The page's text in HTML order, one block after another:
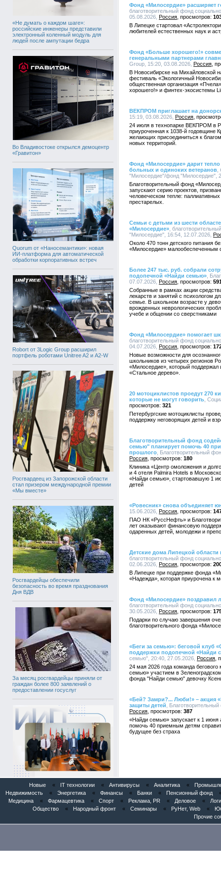
«Не думать о каждом шаге»:
российские инженеры представили
электронный коленный модуль для
людей после ампутации бедра
Во Владивостоке открылся демоцентр
«Гравитон»
Quorum от «Наносемантики»: новая
ИИ-платформа для автоматической
обработки корпоративных встреч
Robort от 3Logic Group расширил
портфель роботами Unitree A2 и A2-W
Росгвардеец из Запорожской области
стал призером международной премии
«Мы вместе»
Росгвардейцы обеспечили
безопасность во время празднования
Дня ВДВ
За месяц росгвардейцы приняли от
граждан более 800 заявлений о
предоставлении госуслуг
Патентное бюро «Институт Инноваций
и Права» представило AI-патентного
ассистента «POSINT» в Евразийском
патентном ведомстве
Фонд «Милосердие» расширяет
благотворительный фонд
05.08.2026, Россия
В Липецке стартовал
любителей естественных наук и
Фонд «Больше хорошего!»
генеральными партнерами
Group, 15:20, 03.08.2026, Россия
В Новосибирске на Михайловской
фестиваль «Экологичный
общественная организация
хорошего!» и финтех-экосистемы
ВЕКПРОМ приглашает на
15:19, 03.08.2026, Россия
24 июля в технопарке ВЕКПРОМ в
приуроченная к 1038-й годовщине
желающих присоединиться к
новых территорий.
Фонд «Милосердие» дарит
больных и одиноких ветеранов
"Милосердие"/фонд "Милосердие",
Благотворительный фонд
запускают серию проектов,
человеческом тепле:
престарелых.
Семьи с детьми из шести
«Милосердие» ,
"Милосердие", 16:54, 12.07.2026,
Около 470 тонн детского питания
«Милосердие» малообеспеченным
Более 247 тыс. руб. собрали
подопечной «Найди семью» ,
07.07.2026, Россия
Собранные в рамках акции
лекарств и занятий с психологом
семье. В школьном возрасте у
врожденных неврологических
учебе и общении со сверстниками
Фонд «Милосердие» помогает
благотворительный фонд
04.07.2026, Россия
Новые возможности для
школьников из четырех регионов
«Милосердие», который поддержал
«Стальное дерево».
20 мотоциклистов проедут 270
которые не могут говорить ,
321
Петербургские мотоциклисты
поддержку неговорящих детей и
Благотворительный фонд
семью" планирует помочь 40
прошлого , Благотворительный
Россия
180
Клиника «Центр омоложения и
и 4 отеля Palmira Hotels в
«Найди семью», стартовавшую 1
детей
«Ровесник» снова объединяет
15.06.2026, Россия
ПАО НК «РуссНефть» и
лет оказывают финансовую
одаренных детей, молодежи и
Детские дома Липецкой
благотворительный фонд
02.06.2026, Россия
В Липецке при поддержке фонда
«Надежда», которая приурочена к
Фонд «Милосердие» поздравил
благотворительный фонд
30.05.2026, Россия
Подарки по случаю завершения
благотворительного фонда
«Беги за семью»: беговой клуб
поддержки подопечной «Найди
семью", 20:40, 27.05.2026, Россия
24 мая 2026 года команда
семью» участием в
фонда "Найди семью" девочку
«Бей? Замри?... Люби!» – акция
защиты детей ,
Россия
387
«Найди семью» запускает к 1
помочь 40 приемным детям
будущее без страха
Новые « IT технологии « Антивирусы « Аналитика «
Недвижимость
« Энергетика « Финансы « Банки « Пенсионный фонд
Медицина
« Фармацевтика « Спорт « Реклама, PR « Деловое «
Общество
« Народный фронт « Семинары « РуНет, Web «
Прочие